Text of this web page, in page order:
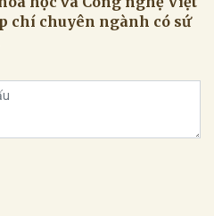
chí chuyên ngành có sứ